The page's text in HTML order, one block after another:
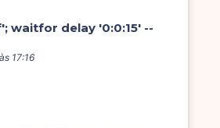
waitfor delay '0:0:15' --
17:16